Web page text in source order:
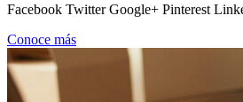
Facebook Twitter Google+ Pinterest
Conoce más